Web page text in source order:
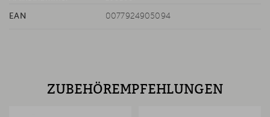
EAN 0077924905094
ZUBEHÖREMPFEHLUNGEN